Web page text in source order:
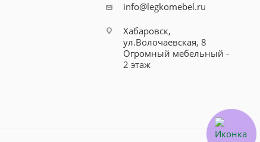
info@legkomebel.ru
Хабаровск,
ул.Волочаевская, 8
Огромный мебельный -
2 этаж